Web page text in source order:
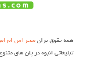
همه حقوق برایسحر اس ام اس
تبلیغاتی انبوه در پلن های